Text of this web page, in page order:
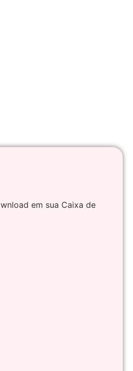
em sua Caixa de